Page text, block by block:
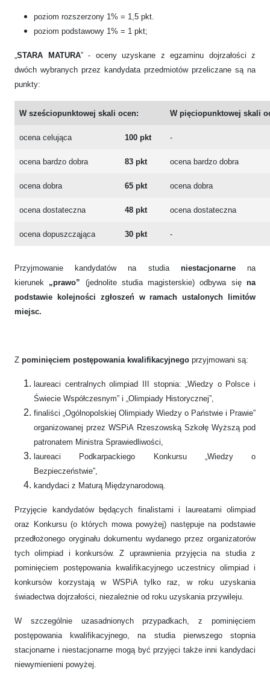
poziom rozszerzony 1% = 1,5 pkt.
poziom podstawowy 1% = 1 pkt;
„STARA MATURA” - oceny uzyskane z egzaminu dojrzałości z
dwóch wybranych przez kandydata przedmiotów przeliczane są na
punkty:
W sześciopunktowej skali ocen: W pięciopunktowej skali
ocena celująca 100 pkt -
ocena bardzo dobra 83 pkt ocena bardzo dobra
ocena dobra 65 pkt ocena dobra
ocena dostateczna 48 pkt ocena dostateczna
ocena dopuszcząjąca 30 pkt -
Przyjmowanie kandydatów na studia niestacjonarnena
kierunek „prawo” (jednolite studia magisterskie) odbywa sięna
podstawie kolejności zgłoszeń w ramach ustalonych limitów
miejsc.
Z pominięciem postępowania kwalifikacyjnego przyjmowani są:
laureaci centralnych olimpiad III stopnia: „Wiedzy o Polsce i
Świecie Współczesnym” i „Olimpiady Historycznej”,
finaliści „Ogólnopolskiej Olimpiady Wiedzy o Państwie i Prawie”
organizowanej przez WSPiA Rzeszowską Szkołę Wyższą pod
patronatem Ministra Sprawiedliwości,
laureaci Podkarpackiego Konkursu „Wiedzy o
Bezpieczeństwie”,
kandydaci z Maturą Międzynarodową.
Przyjęcie kandydatów będących finalistami i laureatami olimpiad
oraz Konkursu (o których mowa powyżej) następuje na podstawie
przedłożonego oryginału dokumentu wydanego przez organizatorów
tych olimpiad i konkursów. Z uprawnienia przyjęcia na studia z
pominięciem postępowania kwalifikacyjnego uczestnicy olimpiad i
konkursów korzystają w WSPiA tylko raz, w roku uzyskania
świadectwa dojrzałości, niezależnie od roku uzyskania przywileju.
W szczególnie uzasadnionych przypadkach, z pominięciem
postępowania kwalifikacyjnego, na studia pierwszego stopnia
stacjonarne i niestacjonarne mogą być przyjęci także inni kandydaci
niewymienieni powyżej.